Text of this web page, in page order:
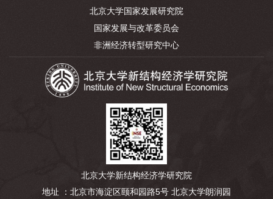
北京大学国家发展研究院
国家发展与改革委员会
非洲经济转型研究中心
北京大学新结构经济学研究院
地址 ：北京市海淀区颐和园路5号 北京大学朗润园